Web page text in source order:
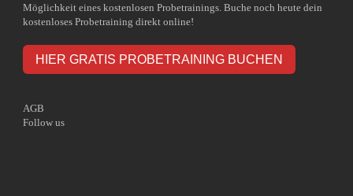
Möglichkeit eines kostenlosen Probetrainings. Buche noch heute dein
kostenloses Probetraining direkt online!
HIER GRATIS PROBETRAINING BUCHEN
AGB
Follow us